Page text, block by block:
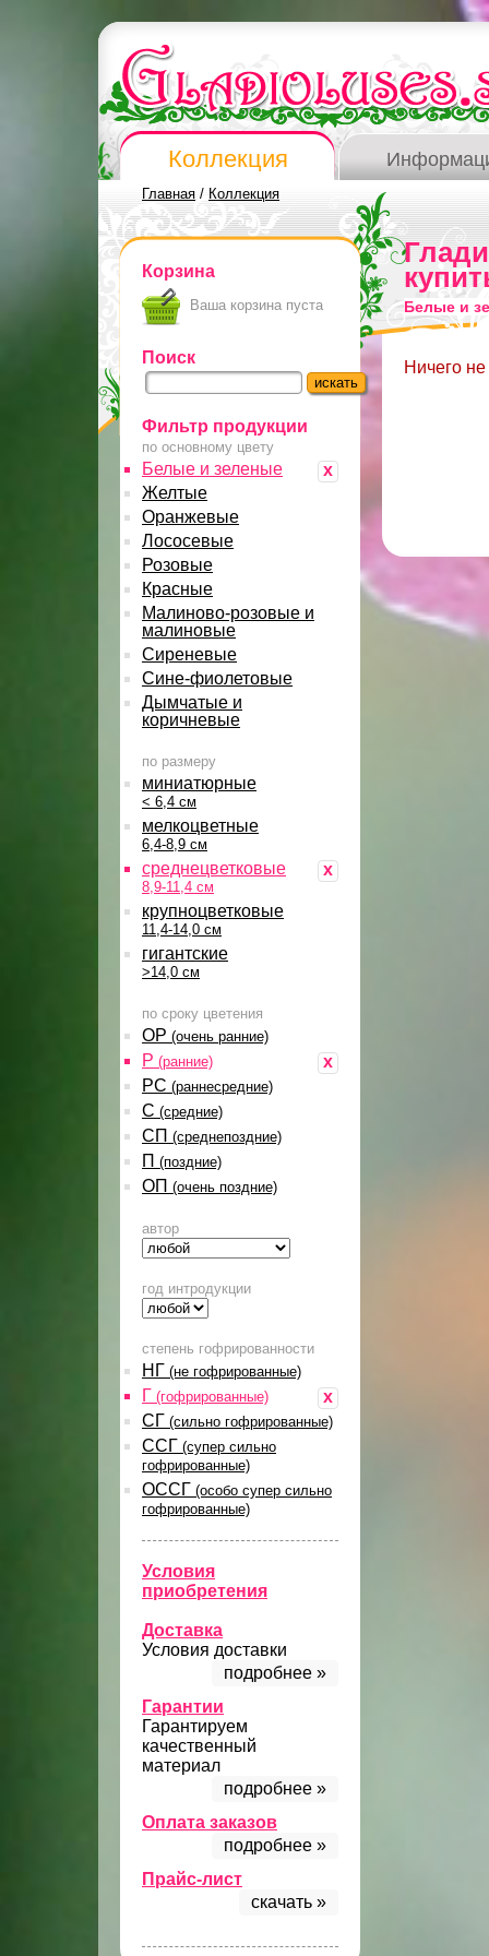
Коллекция
Главная / Коллекция
Корзина
Ваша корзина пуста
Поиск
Фильтр продукции
по основному цвету
x
Белые и зеленые
Желтые
Оранжевые
Лососевые
Розовые
Красные
Малиново-розовые и
малиновые
Сиреневые
Сине-фиолетовые
Дымчатые и
коричневые
по размеру
миниатюрные
< 6,4 см
мелкоцветные
6,4-8,9 см
x
среднецветковые
8,9-11,4 см
крупноцветковые
11,4-14,0 см
гигантские
>14,0 см
по сроку цветения
ОР (очень ранние)
x
Р (ранние)
РС (раннесредние)
С (средние)
СП (среднепоздние)
П (поздние)
ОП (очень поздние)
автор
год интродукции
степень гофрированности
НГ (не гофрированные)
x
Г (гофрированные)
СГ (сильно гофрированные)
ССГ (супер сильно
гофрированные)
ОССГ (особо супер сильно
гофрированные)
Условия
приобретения
Доставка
Условия доставки
подробнее »
Гарантии
Гарантируем
качественный
материал
подробнее »
Оплата заказов
подробнее »
Прайс-лист
скачать »
Белые и
Ничего